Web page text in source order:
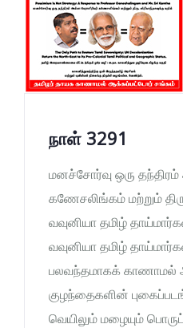
நாள் 3291
மனச்சோர்வு ஒரு தந்திரம்
கணேசலிங்கம் மற்றும்
வவுனியா தமிழ்
வவுனியா தமிழ்
பலவந்தமாகக் காணாமல்
குழந்தைகளின்
வெயிலும் மழையும்